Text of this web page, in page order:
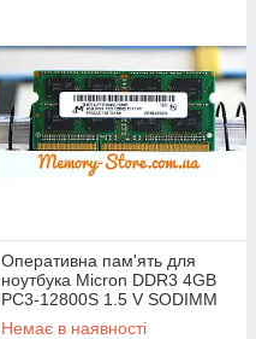
Оперативна пам'ять для
ноутбука Micron DDR3 4GB
PC3-12800S 1.5 V SODIMM
(б/у)
Немає в наявності